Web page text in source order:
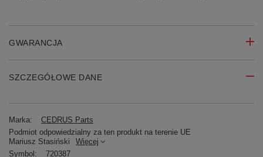
GWARANCJA
SZCZEGÓŁOWE DANE
Marka:
CEDRUS Parts
Podmiot odpowiedzialny za ten produkt na terenie UE
Mariusz Stasiński
Więcej
Symbol:
720387